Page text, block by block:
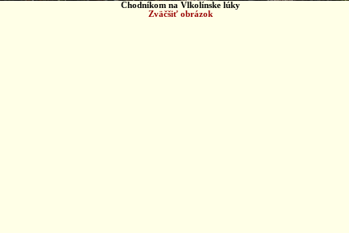
Chodníkom na Vlkolínske lúky
Zväčšiť obrázok